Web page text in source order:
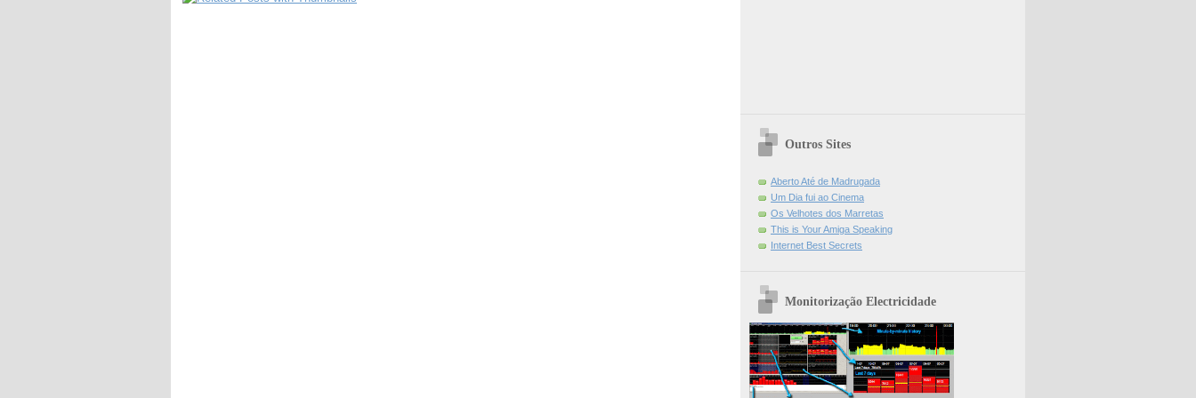
Outros Sites
Aberto Até de Madrugada
Um Dia fui ao Cinema
Os Velhotes dos Marretas
This is Your Amiga Speaking
Internet Best Secrets
Monitorização Electricidade